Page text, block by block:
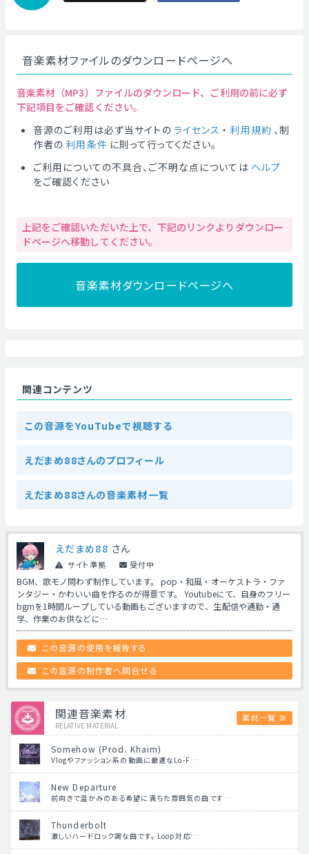
音楽素材ファイルのダウンロードページへ
音楽素材（MP3）ファイルのダウンロード、ご利用の前に必ず
下記項目をご確認ください。
音源のご利用は必ず当サイトの ライセンス ・ 利用規約 、制
作者の 利用条件 に則って行ってください。
ご利用についての不具合、ご不明な点については ヘルプ
をご確認ください
上記をご確認いただいた上で、下記のリンクよりダウンロー
ドページへ移動してください。
音楽素材ダウンロードページへ
関連コンテンツ
この音源をYouTubeで視聴する
えだまめ88さんのプロフィール
えだまめ88さんの音楽素材一覧
えだまめ88 さん
サイト準拠 受付中
BGM、歌モノ問わず制作しています。 pop・和風・オーケストラ・ファ
ンタジー・かわいい曲を作るのが得意です。 Youtubeにて、自身のフリー
bgmを1時間ループしている動画もございますので、生配信や通勤・通
学、作業のお供などに…
この音源の使用を報告する
この音源の制作者へ問合せる
関連音楽素材
RELATIVE MATERIAL
素材一覧
Somehow (Prod. Khaim)
Vlogやファッション系の動画に最適なLo-F…
New Departure
前向きで温かみのある希望に満ちた雰囲気の曲です…
Thunderbolt
激しいハードロック調な曲です。 Loop対応…